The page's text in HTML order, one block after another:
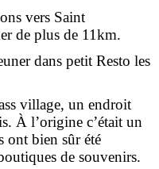
vers Saint
de plus de 11km.
dans petit Resto les
village, un endroit
À l’origine c’était un
ont bien sûr été
de souvenirs.